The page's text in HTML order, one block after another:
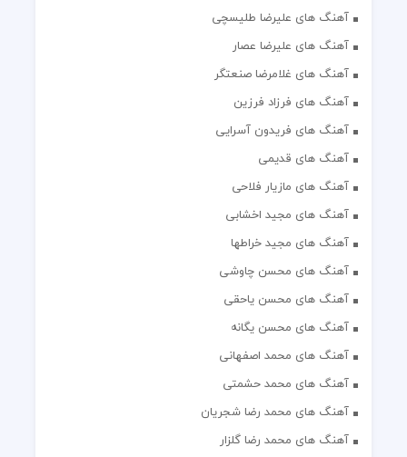
آهنگ های علیرضا طلیسچی
آهنگ های علیرضا عصار
آهنگ های غلامرضا صنعتگر
آهنگ های فرزاد فرزین
آهنگ های فریدون آسرایی
آهنگ های قدیمی
آهنگ های مازیار فلاحی
آهنگ های مجید اخشابی
آهنگ های مجید خراطها
آهنگ های محسن چاوشی
آهنگ های محسن یاحقی
آهنگ های محسن یگانه
آهنگ های محمد اصفهانی
آهنگ های محمد حشمتی
آهنگ های محمد رضا شجریان
آهنگ های محمد رضا گلزار